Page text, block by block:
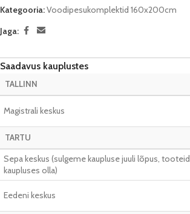
Kategooria:Voodipesukomplektid 160x200cm
Jaga:
Saadavus kauplustes
TALLINN
Magistrali keskus
TARTU
Sepa keskus (sulgeme kaupluse juuli lõpus,
kaupluses olla)
Eedeni keskus